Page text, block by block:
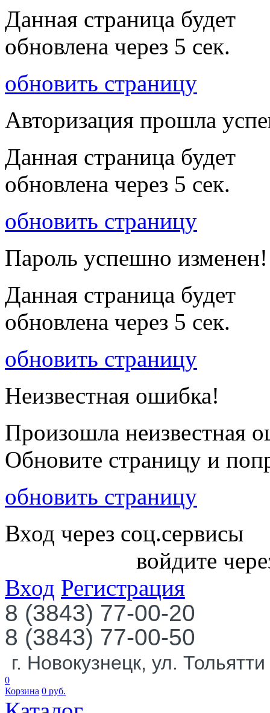
Данная страница будет
обновлена через 5 сек.
обновить страницу
Авторизация прошла
Данная страница будет
обновлена через 5 сек.
обновить страницу
Пароль успешно изменен!
Данная страница будет
обновлена через 5 сек.
обновить страницу
Неизвестная ошибка!
Произошла неизвестная
Обновите страницу и
обновить страницу
Вход через соц.сервисы
войдите
Вход Регистрация
8 (3843) 77-00-20
8 (3843) 77-00-50
г. Новокузнецк, ул.
0
Корзина 0 руб.